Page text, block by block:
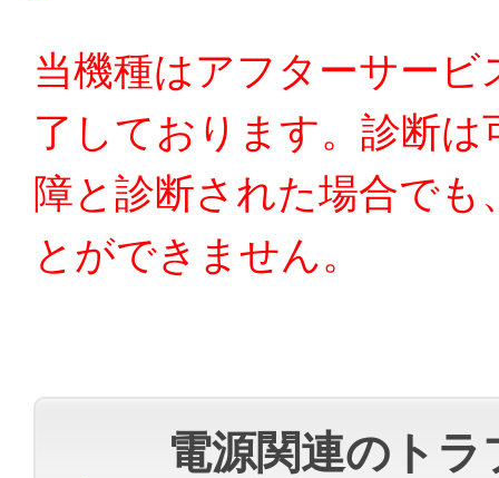
当機種はアフターサー
了しております。診断
障と診断された場合で
とができません。
電源関連のトラ